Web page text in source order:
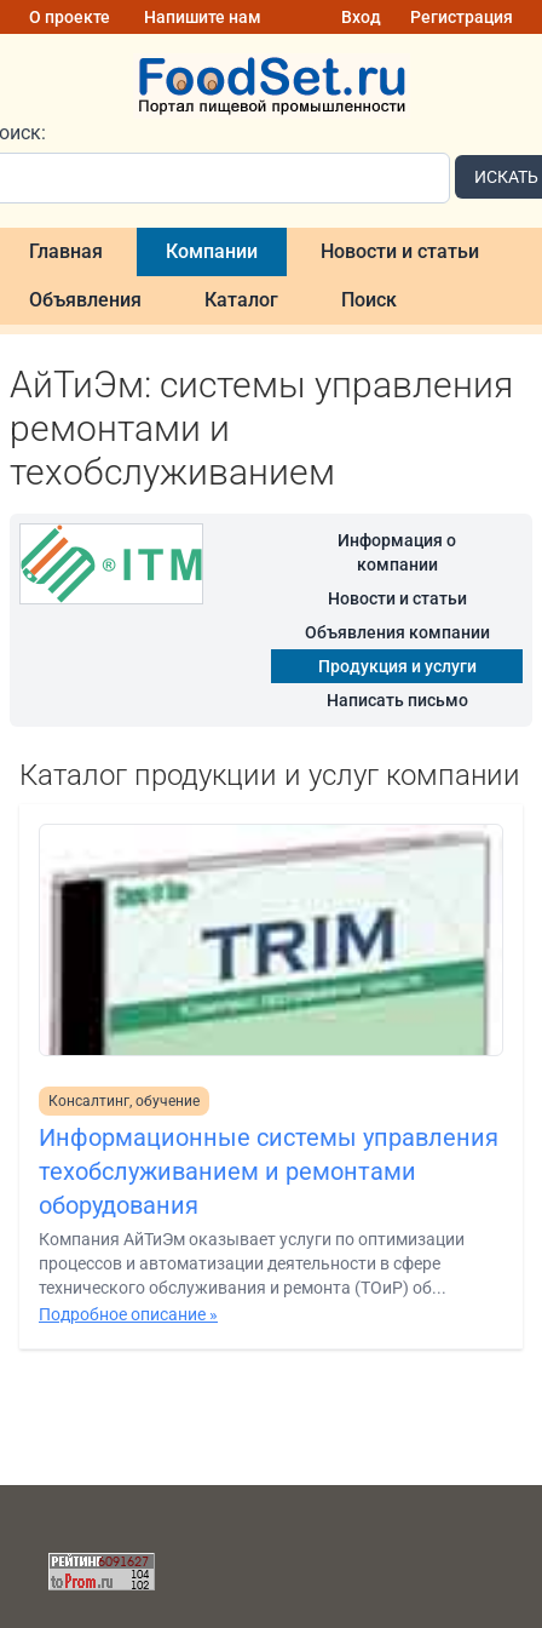
О проекте Напишите нам Вход Регистрация
ИСКАТЬ
Главная Компании Новости и статьи
Объявления Каталог Поиск
АйТиЭм: системы управления
ремонтами и
техобслуживанием
Информация о
компании
Новости и статьи
Объявления компании
Продукция и услуги
Написать письмо
Каталог продукции и услуг компании
Консалтинг, обучение
Информационные системы управления
техобслуживанием и ремонтами
оборудования
Компания АйТиЭм оказывает услуги по оптимизации
процессов и автоматизации деятельности в сфере
технического обслуживания и ремонта (ТОиР) об...
Подробное описание »